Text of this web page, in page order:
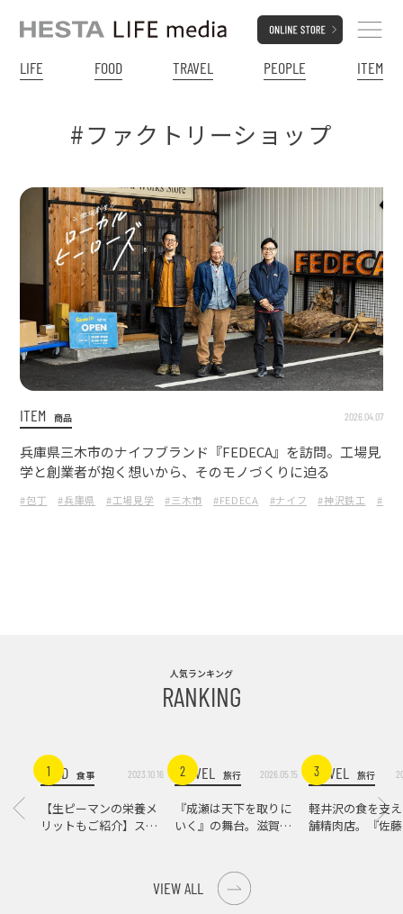
LIFE FOOD TRAVEL PEOPLE ITEM
#ファクトリーショップ
ITEM 商品 2026.04.07
兵庫県三木市のナイフブランド『FEDECA』を訪問。工場見
学と創業者が抱く想いから、そのモノづくりに迫る
#包丁 #兵庫県 #工場見学 #三木市 #FEDECA #ナイフ #神沢鉄工 #フ
人気ランキング
RANKING
1FOOD 食事 2023.10.16
【生ピーマンの栄養メ
リットもご紹介】スパ
2
TRAVEL 旅行 2026.05.15
『成瀬は天下を取りに
いく』の舞台。滋賀県
3
TRAVEL 旅行
軽井沢の食を支
舗精肉店。『佐
VIEW ALL